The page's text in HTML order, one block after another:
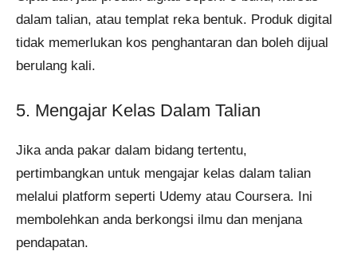
dalam talian, atau templat reka bentuk. Produk digital
tidak memerlukan kos penghantaran dan boleh dijual
berulang kali.
5. Mengajar Kelas Dalam Talian
Jika anda pakar dalam bidang tertentu,
pertimbangkan untuk mengajar kelas dalam talian
melalui platform seperti Udemy atau Coursera. Ini
membolehkan anda berkongsi ilmu dan menjana
pendapatan.